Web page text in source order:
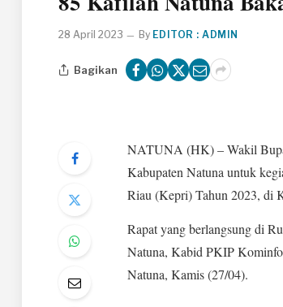
28 April 2023 By EDITOR : ADMIN
Bagikan
NATUNA (HK) – Wakil
Kabupaten Natuna untuk
Riau (Kepri) Tahun 2023, di
Rapat yang berlangsung di
Natuna, Kabid PKIP
Natuna, Kamis (27/04).